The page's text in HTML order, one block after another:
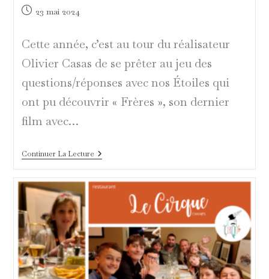
Publication
23 mai 2024
Cette année, c’est au tour du réalisateur
Olivier Casas de se prêter au jeu des
questions/réponses avec nos Étoiles qui
ont pu découvrir « Frères », son dernier
film avec…
Continuer La LectureLe
Casas
Révèle
Quelques
De
Cinéma
!